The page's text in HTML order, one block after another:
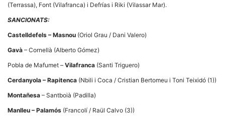
(Terrassa), Font (Vilafranca) i Defrías i Riki (Vilassar Mar).
SANCIONATS:
Castelldefels – Masnou (Oriol Grau / Dani Valero)
Gavà – Cornellà (Alberto Gómez)
Pobla de Mafumet – Vilafranca (Santi Triguero)
Cerdanyola – Rapitenca (Nbili i Coca / Cristian Bertomeu i Toni Teixidó (1))
Montañesa – Santboià (Padilla)
Manlleu – Palamós (Francolí / Raül Calvo (3))